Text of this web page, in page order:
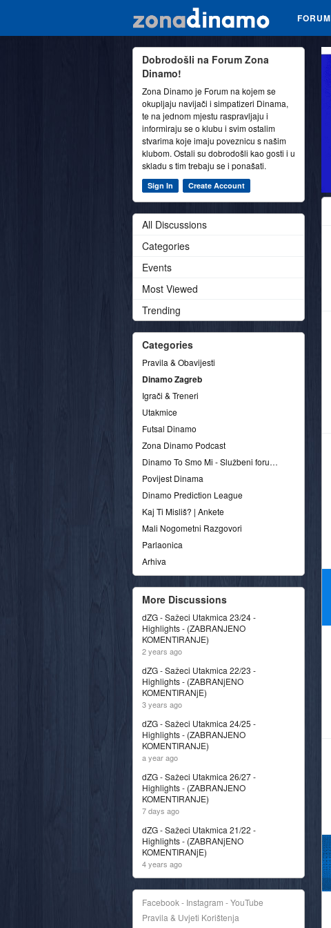
FORUM
Dobrodošli na Forum Zona
Dinamo!
Zona Dinamo je Forum na kojem se
okupljaju navijači i simpatizeri Dinama,
te na jednom mjestu raspravljaju i
informiraju se o klubu i svim ostalim
stvarima koje imaju poveznicu s našim
klubom. Ostali su dobrodošli kao gosti i u
skladu s tim trebaju se i ponašati.
Sign In Create Account
All Discussions
Categories
Events
Most Viewed
Trending
Categories
Pravila & Obavijesti
Dinamo Zagreb
Igrači & Treneri
Utakmice
Futsal Dinamo
Zona Dinamo Podcast
Dinamo To Smo Mi - Službeni forum udruge
Povijest Dinama
Dinamo Prediction League
Kaj Ti Misliš? | Ankete
Mali Nogometni Razgovori
Parlaonica
Arhiva
More Discussions
dZG - Sažeci Utakmica 23/24 -
Highlights - (ZABRANJENO
KOMENTIRANJE)
2 years ago
dZG - Sažeci Utakmica 22/23 -
Highlights - (ZABRANjENO
KOMENTIRANjE)
3 years ago
dZG - Sažeci Utakmica 24/25 -
Highlights - (ZABRANJENO
KOMENTIRANJE)
a year ago
dZG - Sažeci Utakmica 26/27 -
Highlights - (ZABRANJENO
KOMENTIRANJE)
7 days ago
dZG - Sažeci Utakmica 21/22 -
Highlights - (ZABRANjENO
KOMENTIRANjE)
4 years ago
Facebook - Instagram - YouTube
Pravila & Uvjeti Korištenja